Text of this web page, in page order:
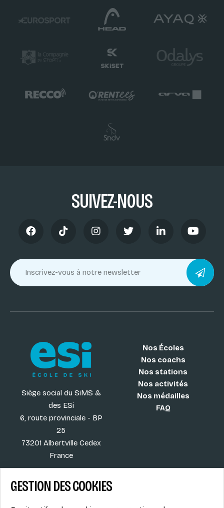
SUIVEZ-NOUS
Siège social du SiMS &
des ESi
6, route provinciale - BP
25
73201 Albertville Cedex
France
Nos Écoles
Nos coachs
Nos stations
Nos activités
Nos médailles
FAQ
GESTION DES COOKIES